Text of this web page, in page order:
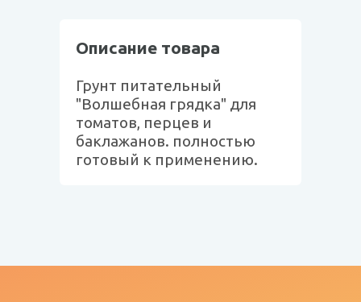
Описание товара
Грунт питательный
"Волшебная грядка" для
томатов, перцев и
баклажанов. полностью
готовый к применению.